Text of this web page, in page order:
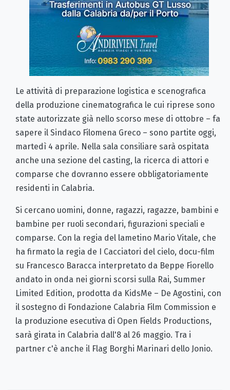
Le attività di preparazione logistica e scenografica
della produzione cinematografica le cui riprese sono
state autorizzate già nello scorso mese di ottobre – fa
sapere il Sindaco Filomena Greco – sono partite oggi,
martedì 4 aprile. Nella sala consiliare sarà ospitata
anche una sezione del casting, la ricerca di attori e
comparse che dovranno essere obbligatoriamente
residenti in Calabria.
Si cercano uomini, donne, ragazzi, ragazze, bambini e
bambine per ruoli secondari, figurazioni speciali e
comparse. Con la regia del lametino Mario Vitale, che
ha firmato la regia de I Cacciatori del cielo, docu-film
su Francesco Baracca interpretato da Beppe Fiorello
andato in onda nei giorni scorsi sulla Rai, Summer
Limited Edition, prodotta da KidsMe – De Agostini, con
il sostegno di Fondazione Calabria Film Commission e
la produzione esecutiva di Open Fields Productions,
sarà girata in Calabria dall'8 al 26 maggio. Tra i
partner c'è anche il Flag Borghi Marinari dello Jonio.